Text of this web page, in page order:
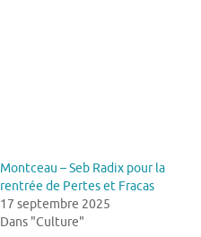
Montceau – Seb Radix pour la
rentrée de Pertes et Fracas
17 septembre 2025
Dans "Culture"